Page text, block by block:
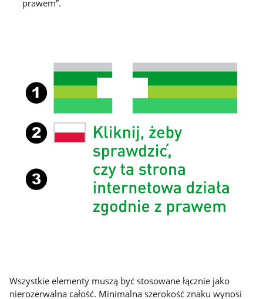
prawem”.
Wszystkie elementy muszą być stosowane łącznie jako
nierozerwalna całość. Minimalna szerokość znaku wynosi